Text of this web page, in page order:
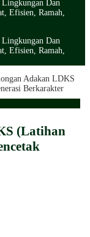
Dan
Efisien, Ramah,
Dan
Efisien, Ramah,
Adakan LDKS
Berkarakter
(Latihan